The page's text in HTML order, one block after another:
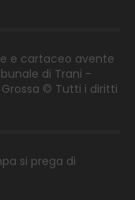
e cartaceo avente
di Trani -
Grossa © Tutti i diritti
si prega di